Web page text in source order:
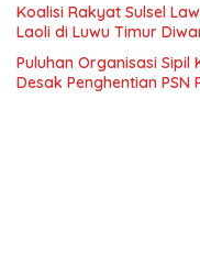
Koalisi Rakyat Sulsel
Laoli di Luwu Timur
Puluhan Organisasi Sipil
Desak Penghentian PSN